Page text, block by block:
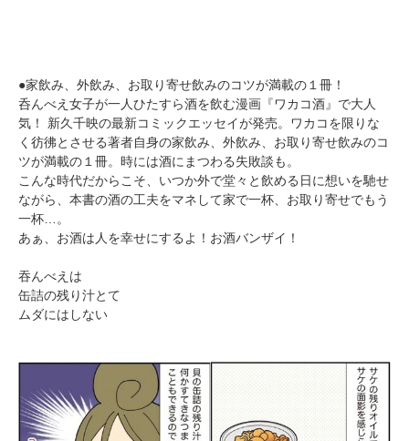
●家飲み、外飲み、お取り寄せ飲みのコツが満載の１冊！
呑んべえ女子が一人ひたすら酒を飲む漫画『ワカコ酒』で大人
気！ 新久千映の最新コミックエッセイが発売。ワカコを限りな
く彷彿とさせる著者自身の家飲み、外飲み、お取り寄せ飲みのコ
ツが満載の１冊。時には酒にまつわる失敗談も。
こんな時代だからこそ、いつか外で堂々と飲める日に想いを馳せ
ながら、本書の酒の工夫をマネして家で一杯、お取り寄せでもう
一杯…。
あぁ、お酒は人を幸せにするよ！お酒バンザイ！
吞んべえは
缶詰の残り汁とて
ムダにはしない